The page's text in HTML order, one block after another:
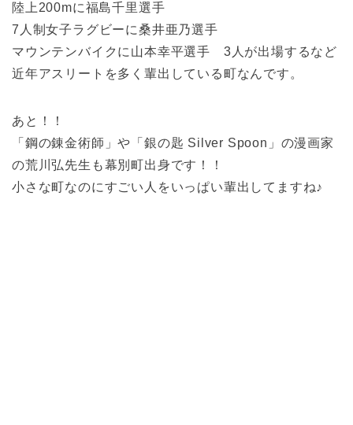
陸上200mに福島千里選手
7人制女子ラグビーに桑井亜乃選手
マウンテンバイクに山本幸平選手 3人が出場するなど
近年アスリートを多く輩出している町なんです。
あと！！
「鋼の錬金術師」や「銀の匙 Silver Spoon」の漫画家
の荒川弘先生も幕別町出身です！！
小さな町なのにすごい人をいっぱい輩出してますね♪